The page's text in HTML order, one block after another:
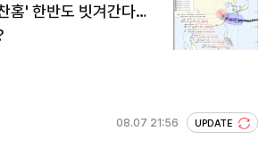
홈' 한반도 빗겨간다…
08.07 21:56 UPDATE